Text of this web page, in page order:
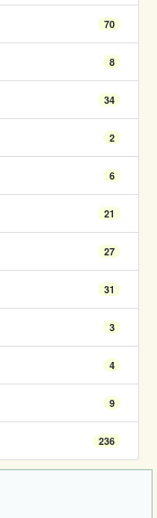
70
8
34
2
6
21
27
31
3
4
9
236